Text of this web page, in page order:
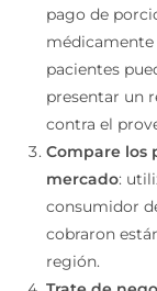
pago de
médicamente
pacientes
presentar un
contra el
Compare los
mercado:
consumidor
cobraron
región.